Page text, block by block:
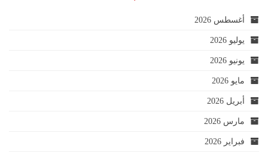
أغسطس 2026
يوليو 2026
يونيو 2026
مايو 2026
أبريل 2026
مارس 2026
فبراير 2026